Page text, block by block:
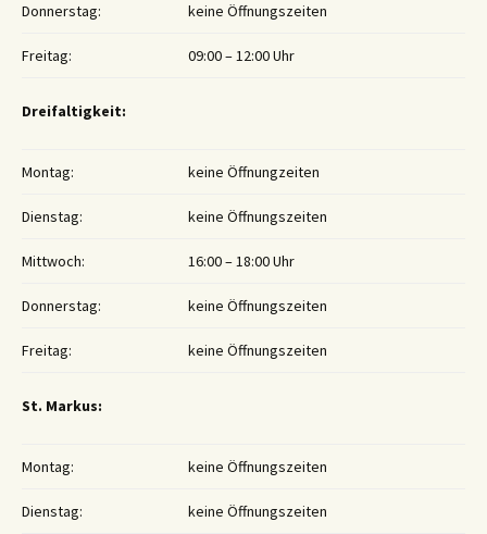
Donnerstag: keine Öffnungszeiten
Freitag: 09:00 – 12:00 Uhr
Dreifaltigkeit:
Montag: keine Öffnungzeiten
Dienstag: keine Öffnungszeiten
Mittwoch: 16:00 – 18:00 Uhr
Donnerstag: keine Öffnungszeiten
Freitag: keine Öffnungszeiten
St. Markus:
Montag: keine Öffnungszeiten
Dienstag: keine Öffnungszeiten